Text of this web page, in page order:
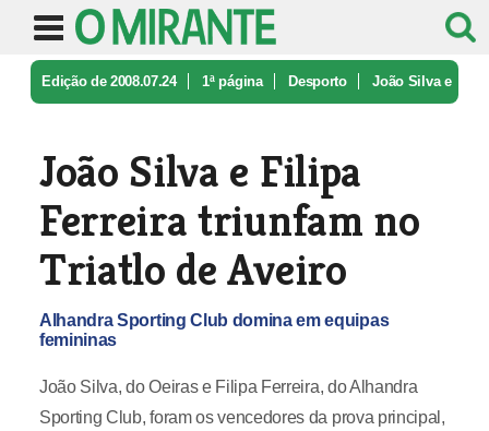
Edição de 2008.07.24 1ª página Desporto João Silva e
João Silva e Filipa
Ferreira triunfam no
Triatlo de Aveiro
Alhandra Sporting Club domina em equipas
femininas
João Silva, do Oeiras e Filipa Ferreira, do Alhandra
Sporting Club, foram os vencedores da prova principal,